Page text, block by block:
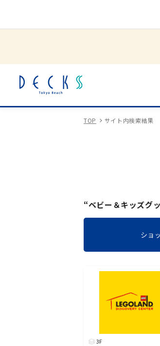
TOP サイト内検索結果
“ベビー＆キッズグ
ショ
3F